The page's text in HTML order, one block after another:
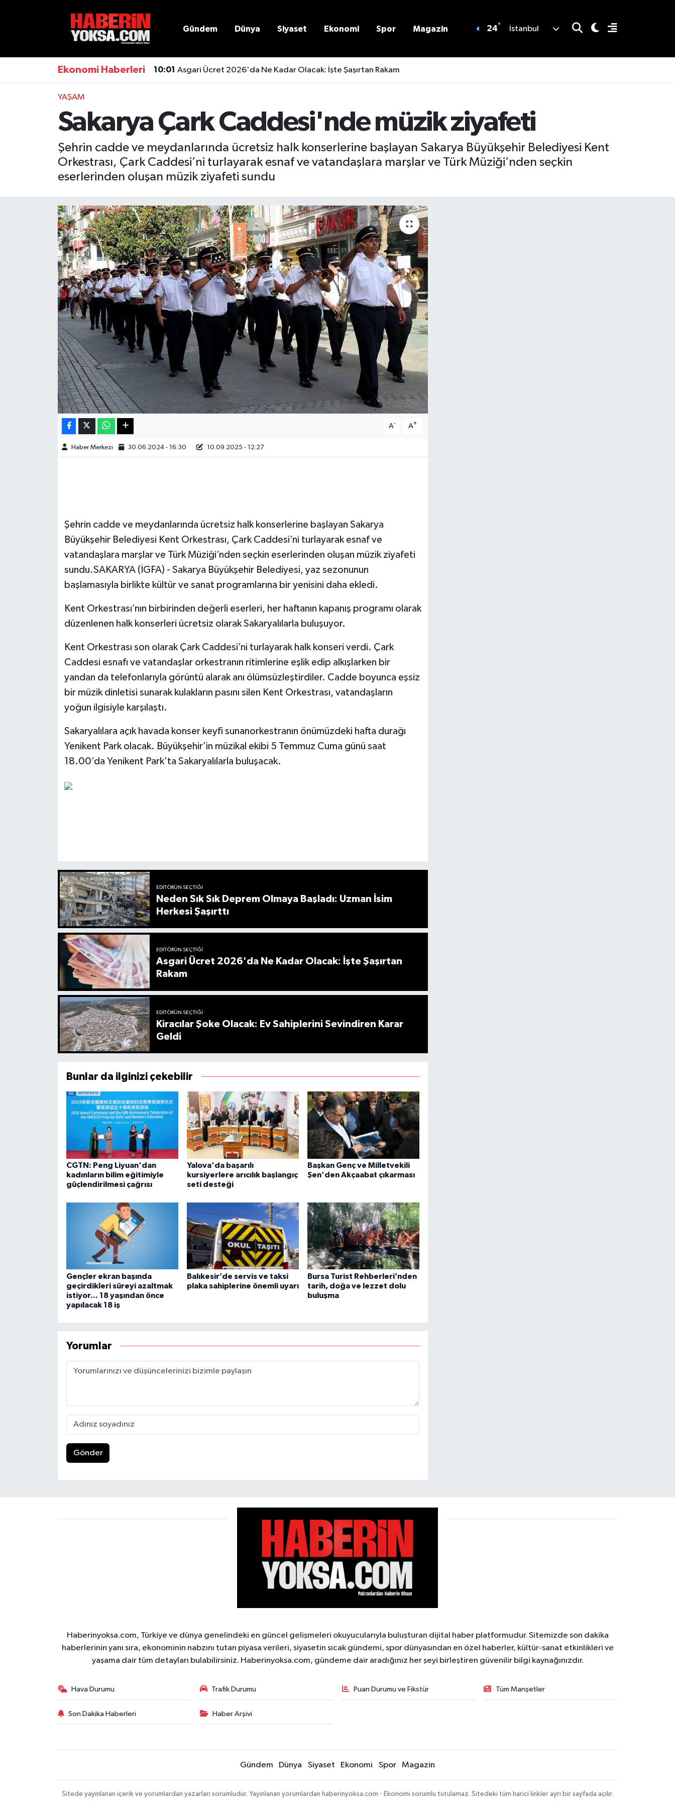
Gündem Dünya Siyaset Ekonomi Spor Magazin 24° İstanbul
Ekonomi Haberleri 10:01 Asgari Ücret 2026'da Ne Kadar Olacak: İşte Şaşırtan Rakam
YAŞAM
Sakarya Çark Caddesi'nde müzik ziyafeti
Şehrin cadde ve meydanlarında ücretsiz halk konserlerine başlayan Sakarya Büyükşehir Belediyesi Kent
Orkestrası, Çark Caddesi’ni turlayarak esnaf ve vatandaşlara marşlar ve Türk Müziği’nden seçkin
eserlerinden oluşan müzik ziyafeti sundu
A- A+
Haber Merkezi 30.06.2024 - 16:30 10.09.2025 - 12:27
Şehrin cadde ve meydanlarında ücretsiz halk konserlerine başlayan Sakarya
Büyükşehir Belediyesi Kent Orkestrası, Çark Caddesi’ni turlayarak esnaf ve
vatandaşlara marşlar ve Türk Müziği’nden seçkin eserlerinden oluşan müzik ziyafeti
sundu.SAKARYA (İGFA) - Sakarya Büyükşehir Belediyesi, yaz sezonunun
başlamasıyla birlikte kültür ve sanat programlarına bir yenisini daha ekledi.
Kent Orkestrası’nın birbirinden değerli eserleri, her haftanın kapanış programı olarak
düzenlenen halk konserleri ücretsiz olarak Sakaryalılarla buluşuyor.
Kent Orkestrası son olarak Çark Caddesi’ni turlayarak halk konseri verdi. Çark
Caddesi esnafı ve vatandaşlar orkestranın ritimlerine eşlik edip alkışlarken bir
yandan da telefonlarıyla görüntü alarak anı ölümsüzleştirdiler. Cadde boyunca eşsiz
bir müzik dinletisi sunarak kulakların pasını silen Kent Orkestrası, vatandaşların
yoğun ilgisiyle karşılaştı.
Sakaryalılara açık havada konser keyfi sunanorkestranın önümüzdeki hafta durağı
Yenikent Park olacak. Büyükşehir’in müzikal ekibi 5 Temmuz Cuma günü saat
18.00’da Yenikent Park’ta Sakaryalılarla buluşacak.
EDITÖRÜN SEÇTIĞI
Neden Sık Sık Deprem Olmaya Başladı: Uzman İsim
Herkesi Şaşırttı
EDITÖRÜN SEÇTIĞI
Asgari Ücret 2026'da Ne Kadar Olacak: İşte Şaşırtan
Rakam
EDITÖRÜN SEÇTIĞI
Kiracılar Şoke Olacak: Ev Sahiplerini Sevindiren Karar
Geldi
Bunlar da ilginizi çekebilir
CGTN: Peng Liyuan'dan
kadınların bilim eğitimiyle
güçlendirilmesi çağrısı
Yalova'da başarılı
kursiyerlere arıcılık başlangıç
seti desteği
Başkan Genç ve Milletvekili
Şen'den Akçaabat çıkarması
Gençler ekran başında
geçirdikleri süreyi azaltmak
istiyor... 18 yaşından önce
yapılacak 18 iş
Balıkesir’de servis ve taksi
plaka sahiplerine önemli uyarı
Bursa Turist Rehberleri’nden
tarih, doğa ve lezzet dolu
buluşma
Yorumlar
Gönder
Haberinyoksa.com, Türkiye ve dünya genelindeki en güncel gelişmeleri okuyucularıyla buluşturan dijital haber platformudur. Sitemizde son dakika
haberlerinin yanı sıra, ekonominin nabzını tutan piyasa verileri, siyasetin sıcak gündemi, spor dünyasından en özel haberler, kültür-sanat etkinlikleri ve
yaşama dair tüm detayları bulabilirsiniz. Haberinyoksa.com, gündeme dair aradığınız her şeyi birleştiren güvenilir bilgi kaynağınızdır.
Hava Durumu Trafik Durumu Puan Durumu ve Fikstür Tüm Manşetler
Son Dakika Haberleri Haber Arşivi
Gündem Dünya Siyaset Ekonomi Spor Magazin
Sitede yayınlanan içerik ve yorumlardan yazarları sorumludur. Yayınlanan yorumlardan haberinyoksa.com - Ekonomi sorumlu tutulamaz. Sitedeki tüm harici linkler ayrı bir sayfada açılır.
Gündem
Otomobil
Teknoloji
Hava Durumu
Tüm Manşetler
Haber Arşivi